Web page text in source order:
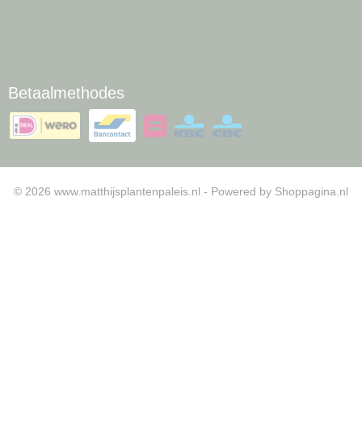
Betaalmethodes
© 2026 www.matthijsplantenpaleis.nl - Powered by Shoppagina.nl